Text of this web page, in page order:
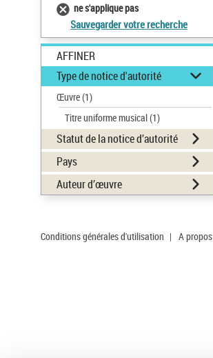
ne s'applique pas
Sauvegarder votre recherche
AFFINER
Type de notice d'autorité
Œuvre(1)
Titre uniforme musical(1)
Statut de la notice d’autorité
Pays
Auteur d’œuvre
Conditions générales d'utilisation | A propos